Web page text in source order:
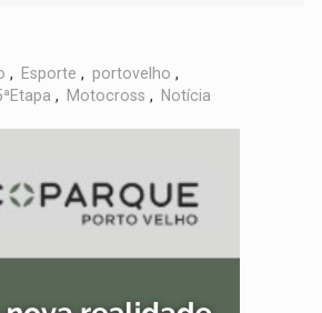
, Esporte , portovelho ,
, Motocross , Notícia